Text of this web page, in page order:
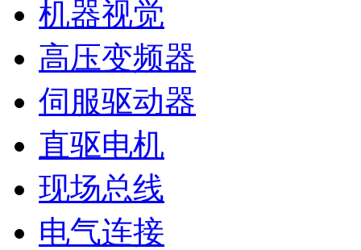
机器视觉
高压变频器
伺服驱动器
直驱电机
现场总线
电气连接